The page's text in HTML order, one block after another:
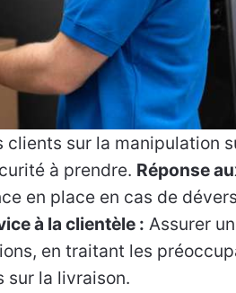
clients sur la manipulation
à prendre. Réponse
en place en cas de
à la clientèle : Assurer
en traitant les
sur la livraison.